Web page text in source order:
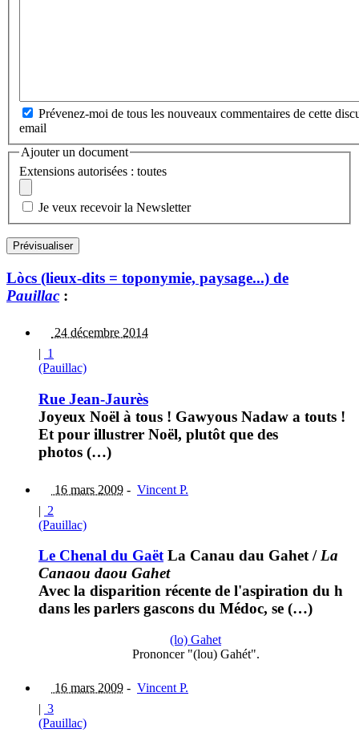
Prévenez-moi de tous les nouveaux commentaires de cette
email
Ajouter un document
Extensions autorisées : toutes
Je veux recevoir la Newsletter
Lòcs (lieux-dits = toponymie, paysage...) de
Pauillac :
24 décembre 2014
| 1
(Pauillac)
Rue Jean-Jaurès
Joyeux Noël à tous ! Gawyous Nadaw a touts !
Et pour illustrer Noël, plutôt que des
photos (…)
16 mars 2009 - Vincent P.
| 2
(Pauillac)
Le Chenal du GaëtLa Canau dau Gahet/La
Canaou daou Gahet
Avec la disparition récente de l'aspiration du h
dans les parlers gascons du Médoc, se (…)
(lo) Gahet
Prononcer "(lou) Gahét".
16 mars 2009 - Vincent P.
| 3
(Pauillac)